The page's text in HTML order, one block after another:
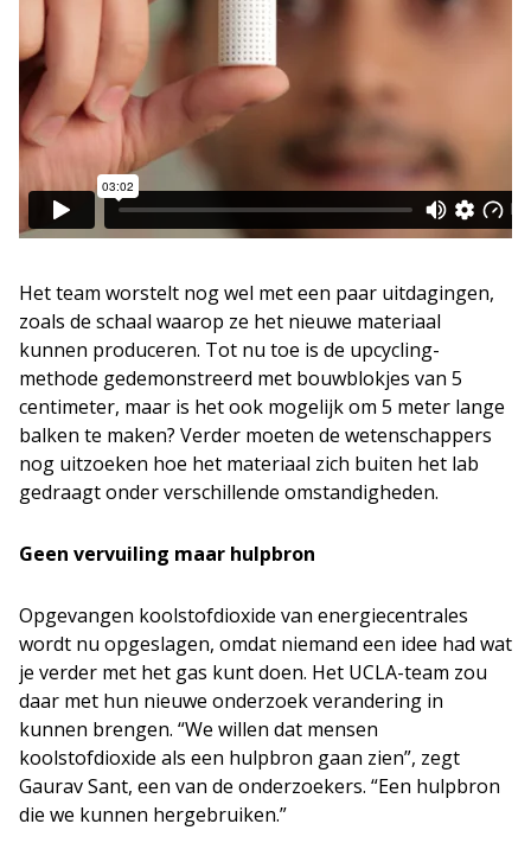
Het team worstelt nog wel met een paar uitdagingen,
zoals de schaal waarop ze het nieuwe materiaal
kunnen produceren. Tot nu toe is de upcycling-
methode gedemonstreerd met bouwblokjes van 5
centimeter, maar is het ook mogelijk om 5 meter lange
balken te maken? Verder moeten de wetenschappers
nog uitzoeken hoe het materiaal zich buiten het lab
gedraagt onder verschillende omstandigheden.
Geen vervuiling maar hulpbron
Opgevangen koolstofdioxide van energiecentrales
wordt nu opgeslagen, omdat niemand een idee had wat
je verder met het gas kunt doen. Het UCLA-team zou
daar met hun nieuwe onderzoek verandering in
kunnen brengen. “We willen dat mensen
koolstofdioxide als een hulpbron gaan zien”, zegt
Gaurav Sant, een van de onderzoekers. “Een hulpbron
die we kunnen hergebruiken.”